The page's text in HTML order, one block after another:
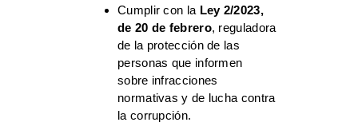
Cumplir con la Ley 2/2023,
de 20 de febrero, reguladora
de la protección de las
personas que informen
sobre infracciones
normativas y de lucha contra
la corrupción.